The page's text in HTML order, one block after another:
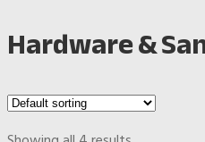
Hardware &